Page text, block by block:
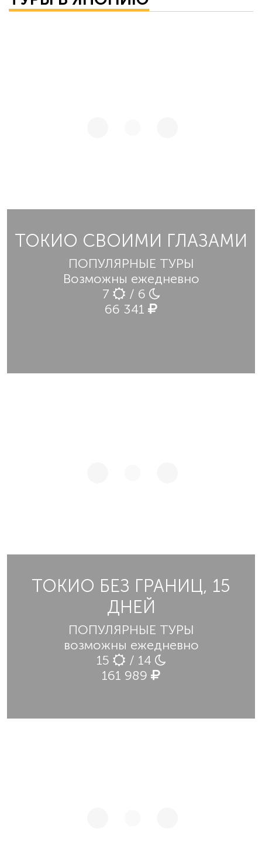
ТОКИО СВОИМИ ГЛАЗАМИ
ПОПУЛЯРНЫЕ ТУРЫ
Возможны ежедневно
7
/ 6
66 341
ТОКИО БЕЗ ГРАНИЦ, 15
ДНЕЙ
ПОПУЛЯРНЫЕ ТУРЫ
возможны ежедневно
15
/ 14
161 989